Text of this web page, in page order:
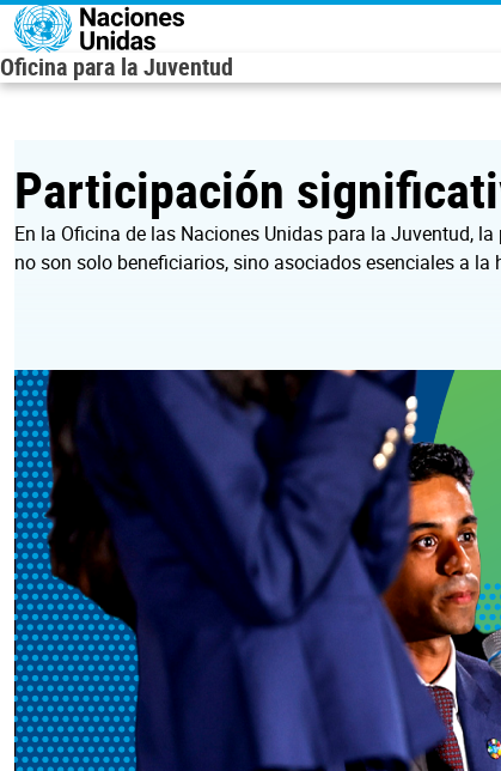
Pasar al contenido principal
Oficina para la Juventud
Participación
En la Oficina de las Naciones Unidas para la Juventud,
no son solo beneficiarios, sino asociados esenciales a